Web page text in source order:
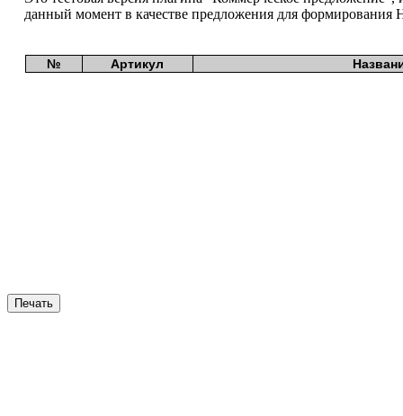
данный момент в качестве предложения для
№ Артикул